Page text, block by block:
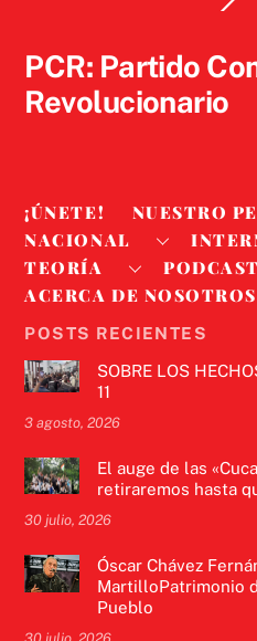
PCR: Partido
Revolucionario
¡ÚNETE!
NUESTRO
NACIONAL
TEORÍA
PODCAST
ACERCA DE NOSOTROS
POSTS RECIENTES
SOBRE LOS
11
3 agosto, 2026
El auge de las
retiraremos hasta
30 julio, 2026
Óscar Chávez
MartilloPatrimonio
Pueblo